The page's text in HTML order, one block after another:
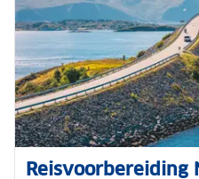
Reisvoorbereiding